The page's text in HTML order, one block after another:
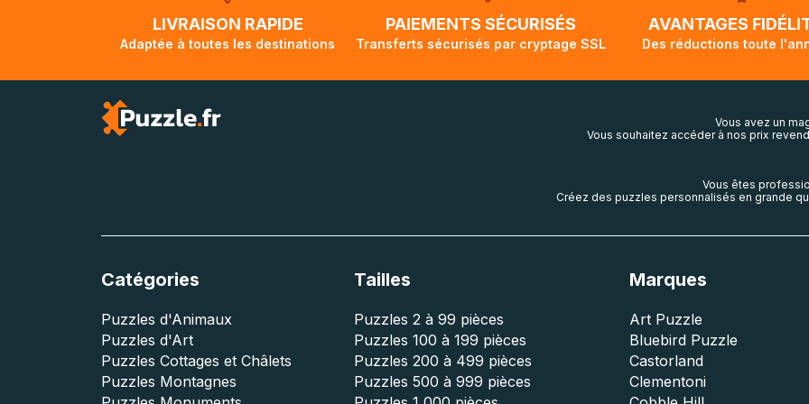
lorsque votre colis aura touché terre.
LIVRAISON RAPIDE
Adaptée à toutes les destinations
PAIEMENTS SÉCURISÉS
Transferts sécurisés par cryptage SSL
AVANTAGES
Des réductions toute
Vous avez un
Vous souhaitez accéder à nos prix
Vous êtes
Créez des puzzles personnalisés en grande
Catégories
Puzzles d'Animaux
Puzzles d'Art
Puzzles Cottages et Châlets
Puzzles Montagnes
Tailles
Puzzles 2 à 99 pièces
Puzzles 100 à 199 pièces
Puzzles 200 à 499 pièces
Puzzles 500 à 999 pièces
Marques
Art Puzzle
Bluebird Puzzle
Castorland
Clementoni